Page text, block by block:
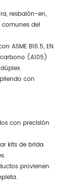
resbalón-en,
comunes del
ASME B16.5, EN
(A105)
con
con precisión
kits de brida
provienen